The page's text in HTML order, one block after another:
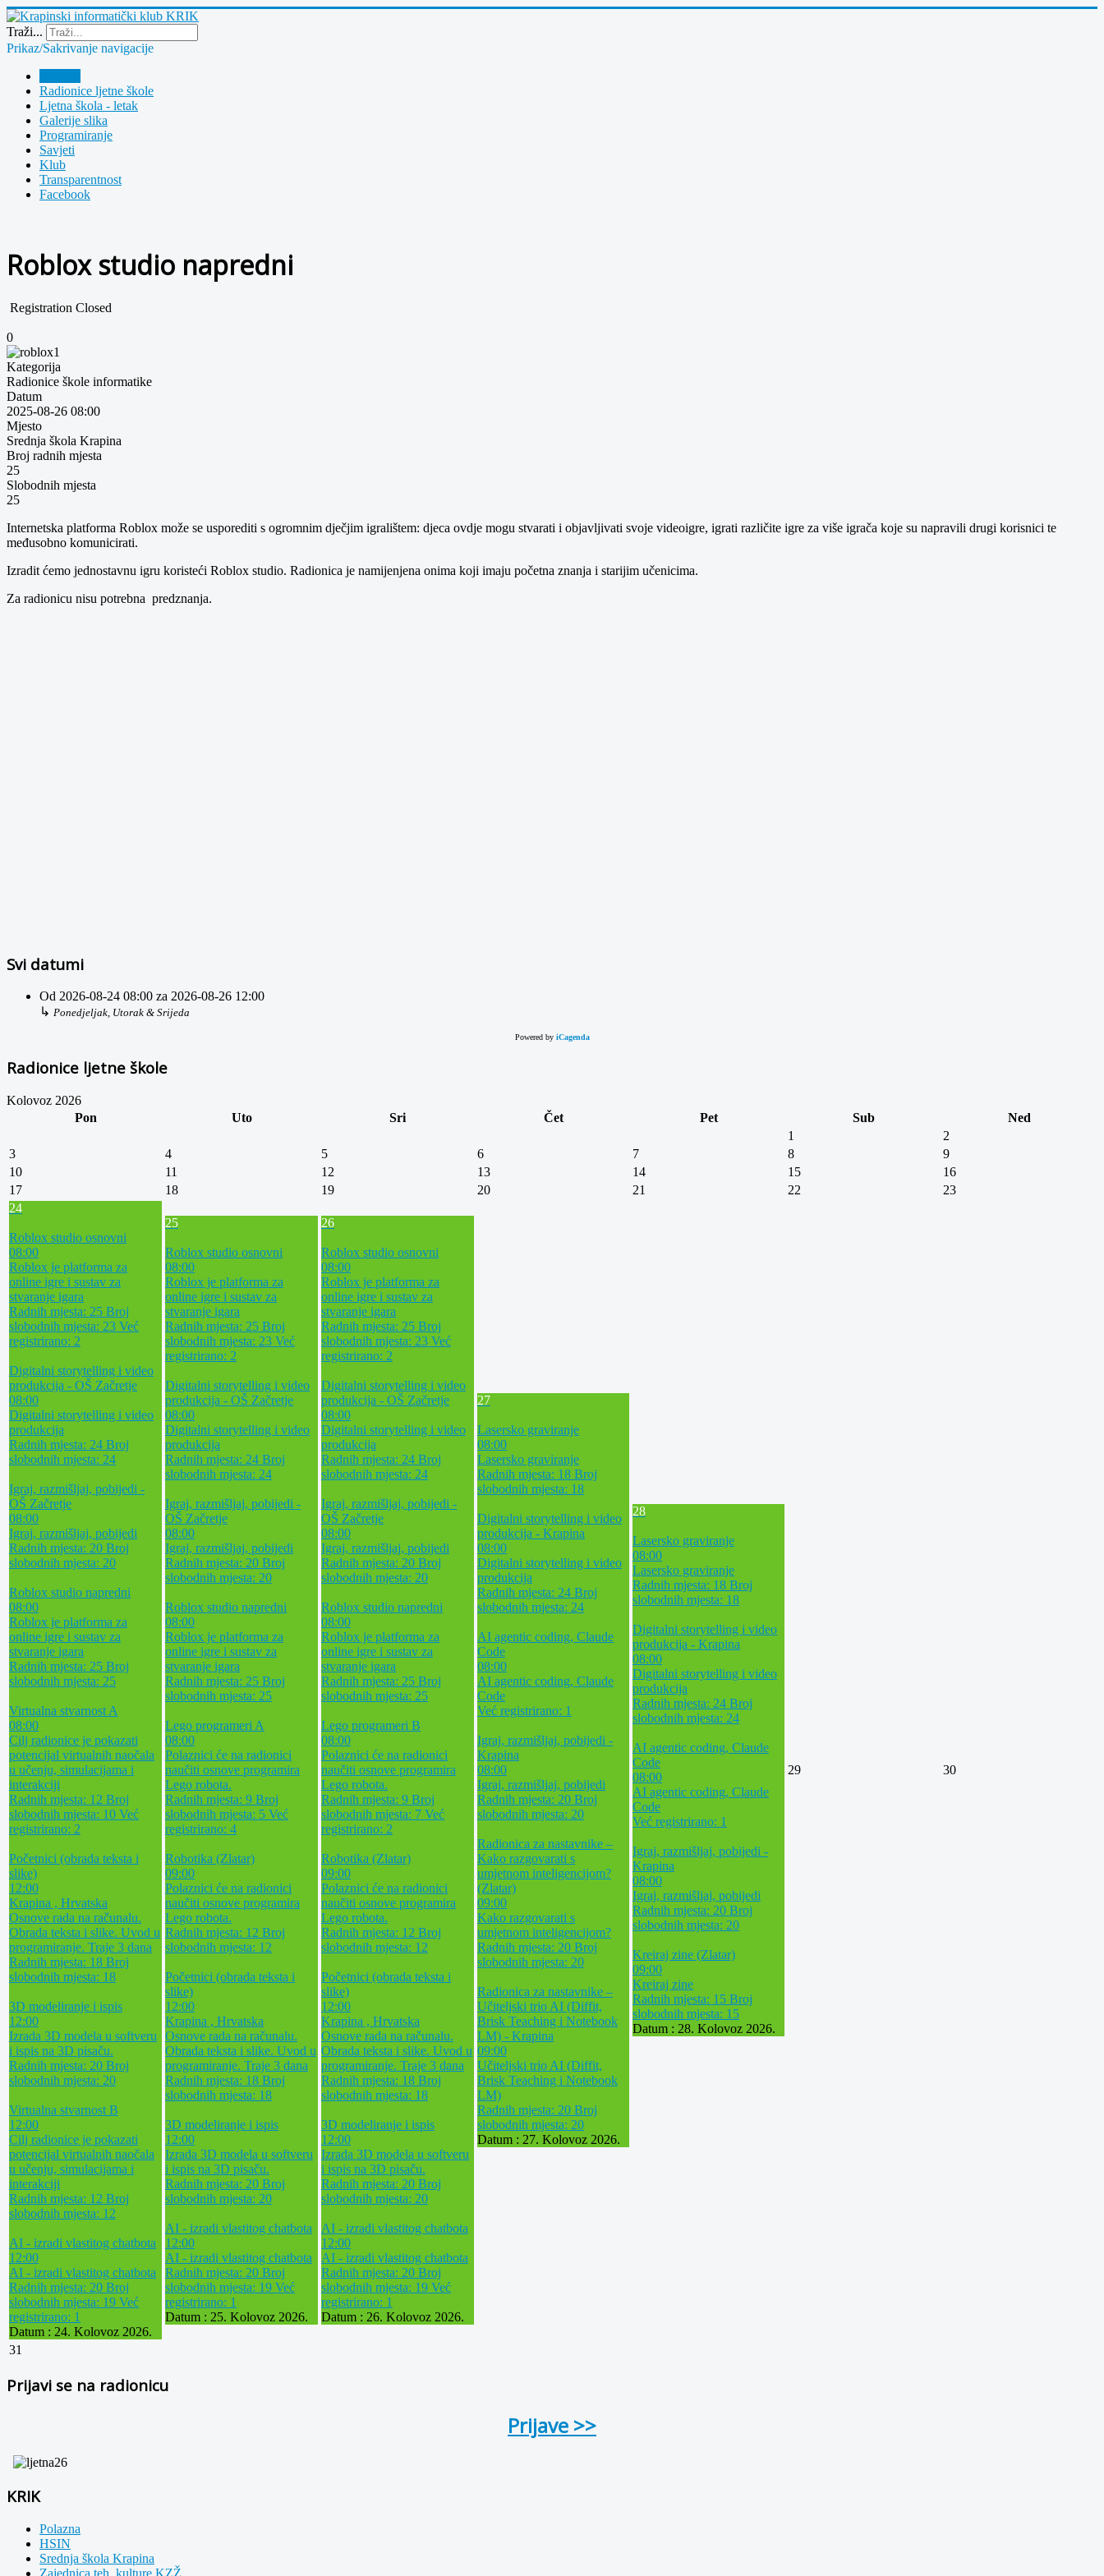
Traži...
Prikaz/Sakrivanje navigacije
Radionice ljetne škole
Ljetna škola - letak
Galerije slika
Programiranje
Savjeti
Klub
Transparentnost
Facebook
Roblox studio napredni
Registration Closed
0
Kategorija
Radionice škole informatike
Datum
2025-08-26 08:00
Mjesto
Srednja škola Krapina
Broj radnih mjesta
25
Slobodnih mjesta
25
Internetska platforma Roblox može se usporediti s ogromnim dječjim igralištem: djeca ovdje mogu stvarati i objavljivati svoje videoigre, igrati različite igre za više igrača koje su napravili drugi korisnici te
međusobno komunicirati.
Izradit ćemo jednostavnu igru koristeći Roblox studio. Radionica je namijenjena onima koji imaju početna znanja i starijim učenicima.
Za radionicu nisu potrebna predznanja.
Svi datumi
Od 2026-08-24 08:00 za 2026-08-26 12:00
↳ Ponedjeljak, Utorak & Srijeda
Powered by iCagenda
Radionice ljetne škole
Year
Month
Year
Month
Kolovoz 2026
Pon
Uto Sri Čet Pet Sub
Ned
1
2
3
4 5 6 7 8
9
10
11 12 13 14 15
16
17
18 19 20 21 22
23
24
Roblox studio osnovni
08:00
Roblox je platforma za
online igre i sustav za
stvaranje igara
Radnih mjesta: 25 Broj
slobodnih mjesta: 23 Već
registrirano: 2
Digitalni storytelling i video
produkcija - OŠ Začretje
08:00
Digitalni storytelling i video
produkcija
Radnih mjesta: 24 Broj
slobodnih mjesta: 24
Igraj, razmišljaj, pobijedi -
OŠ Začretje
08:00
Igraj, razmišljaj, pobijedi
Radnih mjesta: 20 Broj
slobodnih mjesta: 20
Roblox studio napredni
08:00
Roblox je platforma za
online igre i sustav za
stvaranje igara
Radnih mjesta: 25 Broj
slobodnih mjesta: 25
Virtualna stvarnost A
08:00
Cilj radionice je pokazati
potencijal virtualnih naočala
u učenju, simulacijama i
interakciji
Radnih mjesta: 12 Broj
slobodnih mjesta: 10 Već
registrirano: 2
Početnici (obrada teksta i
slike)
12:00
Krapina , Hrvatska
Osnove rada na računalu.
Obrada teksta i slike. Uvod u
programiranje. Traje 3 dana
Radnih mjesta: 18 Broj
slobodnih mjesta: 18
3D modeliranje i ispis
12:00
Izrada 3D modela u softveru
i ispis na 3D pisaču.
Radnih mjesta: 20 Broj
slobodnih mjesta: 20
Virtualna stvarnost B
12:00
Cilj radionice je pokazati
potencijal virtualnih naočala
u učenju, simulacijama i
interakciji
Radnih mjesta: 12 Broj
slobodnih mjesta: 12
AI - izradi vlastitog chatbota
12:00
AI - izradi vlastitog chatbota
Radnih mjesta: 20 Broj
slobodnih mjesta: 19 Već
registrirano: 1
Datum : 24. Kolovoz 2026.
25
Roblox studio osnovni
08:00
Roblox je platforma za
online igre i sustav za
stvaranje igara
Radnih mjesta: 25 Broj
slobodnih mjesta: 23 Već
registrirano: 2
Digitalni storytelling i video
produkcija - OŠ Začretje
08:00
Digitalni storytelling i video
produkcija
Radnih mjesta: 24 Broj
slobodnih mjesta: 24
Igraj, razmišljaj, pobijedi -
OŠ Začretje
08:00
Igraj, razmišljaj, pobijedi
Radnih mjesta: 20 Broj
slobodnih mjesta: 20
Roblox studio napredni
08:00
Roblox je platforma za
online igre i sustav za
stvaranje igara
Radnih mjesta: 25 Broj
slobodnih mjesta: 25
Lego programeri A
08:00
Polaznici će na radionici
naučiti osnove programira
Lego robota.
Radnih mjesta: 9 Broj
slobodnih mjesta: 5 Već
registrirano: 4
Robotika (Zlatar)
09:00
Polaznici će na radionici
naučiti osnove programira
Lego robota.
Radnih mjesta: 12 Broj
slobodnih mjesta: 12
Početnici (obrada teksta i
slike)
12:00
Krapina , Hrvatska
Osnove rada na računalu.
Obrada teksta i slike. Uvod u
programiranje. Traje 3 dana
Radnih mjesta: 18 Broj
slobodnih mjesta: 18
3D modeliranje i ispis
12:00
Izrada 3D modela u softveru
i ispis na 3D pisaču.
Radnih mjesta: 20 Broj
slobodnih mjesta: 20
AI - izradi vlastitog chatbota
12:00
AI - izradi vlastitog chatbota
Radnih mjesta: 20 Broj
slobodnih mjesta: 19 Već
registrirano: 1
Datum : 25. Kolovoz 2026.
26
Roblox studio osnovni
08:00
Roblox je platforma za
online igre i sustav za
stvaranje igara
Radnih mjesta: 25 Broj
slobodnih mjesta: 23 Već
registrirano: 2
Digitalni storytelling i video
produkcija - OŠ Začretje
08:00
Digitalni storytelling i video
produkcija
Radnih mjesta: 24 Broj
slobodnih mjesta: 24
Igraj, razmišljaj, pobijedi -
OŠ Začretje
08:00
Igraj, razmišljaj, pobijedi
Radnih mjesta: 20 Broj
slobodnih mjesta: 20
Roblox studio napredni
08:00
Roblox je platforma za
online igre i sustav za
stvaranje igara
Radnih mjesta: 25 Broj
slobodnih mjesta: 25
Lego programeri B
08:00
Polaznici će na radionici
naučiti osnove programira
Lego robota.
Radnih mjesta: 9 Broj
slobodnih mjesta: 7 Već
registrirano: 2
Robotika (Zlatar)
09:00
Polaznici će na radionici
naučiti osnove programira
Lego robota.
Radnih mjesta: 12 Broj
slobodnih mjesta: 12
Početnici (obrada teksta i
slike)
12:00
Krapina , Hrvatska
Osnove rada na računalu.
Obrada teksta i slike. Uvod u
programiranje. Traje 3 dana
Radnih mjesta: 18 Broj
slobodnih mjesta: 18
3D modeliranje i ispis
12:00
Izrada 3D modela u softveru
i ispis na 3D pisaču.
Radnih mjesta: 20 Broj
slobodnih mjesta: 20
AI - izradi vlastitog chatbota
12:00
AI - izradi vlastitog chatbota
Radnih mjesta: 20 Broj
slobodnih mjesta: 19 Već
registrirano: 1
Datum : 26. Kolovoz 2026.
27
Lasersko graviranje
08:00
Lasersko graviranje
Radnih mjesta: 18 Broj
slobodnih mjesta: 18
Digitalni storytelling i video
produkcija - Krapina
08:00
Digitalni storytelling i video
produkcija
Radnih mjesta: 24 Broj
slobodnih mjesta: 24
AI agentic coding, Claude
Code
08:00
AI agentic coding, Claude
Code
Već registrirano: 1
Igraj, razmišljaj, pobijedi -
Krapina
08:00
Igraj, razmišljaj, pobijedi
Radnih mjesta: 20 Broj
slobodnih mjesta: 20
Radionica za nastavnike –
Kako razgovarati s
umjetnom inteligencijom?
(Zlatar)
09:00
Kako razgovarati s
umjetnom inteligencijom?
Radnih mjesta: 20 Broj
slobodnih mjesta: 20
Radionica za nastavnike –
Učiteljski trio AI (Diffit,
Brisk Teaching i Notebook
LM) - Krapina
09:00
Učiteljski trio AI (Diffit,
Brisk Teaching i Notebook
LM)
Radnih mjesta: 20 Broj
slobodnih mjesta: 20
Datum : 27. Kolovoz 2026.
28
Lasersko graviranje
08:00
Lasersko graviranje
Radnih mjesta: 18 Broj
slobodnih mjesta: 18
Digitalni storytelling i video
produkcija - Krapina
08:00
Digitalni storytelling i video
produkcija
Radnih mjesta: 24 Broj
slobodnih mjesta: 24
AI agentic coding, Claude
Code
08:00
AI agentic coding, Claude
Code
Već registrirano: 1
Igraj, razmišljaj, pobijedi -
Krapina
08:00
Igraj, razmišljaj, pobijedi
Radnih mjesta: 20 Broj
slobodnih mjesta: 20
Kreiraj zine (Zlatar)
09:00
Kreiraj zine
Radnih mjesta: 15 Broj
slobodnih mjesta: 15
Datum : 28. Kolovoz 2026.
29 30
31
Prijavi se na radionicu
Prijave >>
KRIK
Polazna
HSIN
Srednja škola Krapina
Zajednica teh. kulture KZŽ